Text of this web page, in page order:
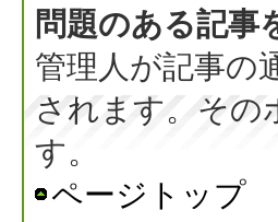
問題のある記事
管理人が記事の
されます。その
す。
ページトップ